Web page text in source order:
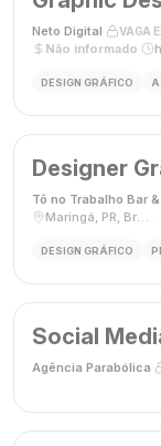
Neto Digital VAGA
Não informado
DESIGN GRÁFICO A
Designer
Tô no Trabalho Bar
Maringá, PR, Brasil
DESIGN GRÁFICO
Social
Agência Parabólica